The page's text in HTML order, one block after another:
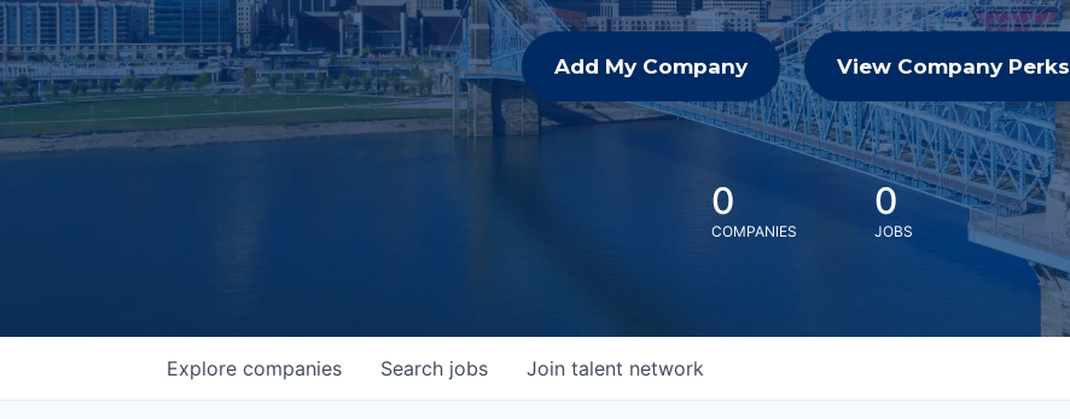
Add My Company View Company Perks
0
COMPANIES
0
JOBS
Search jobs
Explore companies Join talent network